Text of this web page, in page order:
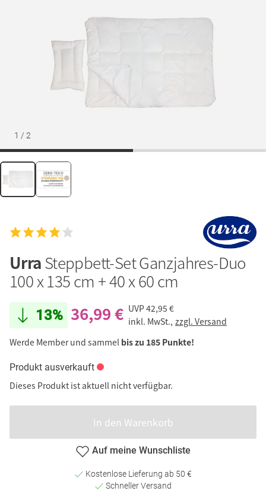
1 / 2
UrraSteppbett-Set Ganzjahres-Duo
100 x 135 cm + 40 x 60 cm
13% 36,99 € UVP42,95 €
inkl. MwSt., zzgl. Versand
Werde Member und sammel bis zu 185 Punkte!
Produkt ausverkauft
Dieses Produkt ist aktuell nicht verfügbar.
In den Warenkorb
Auf meine Wunschliste
Kostenlose Lieferung ab 50 €
Schneller Versand